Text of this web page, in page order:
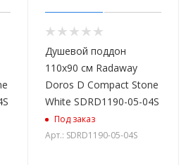
Душевой поддон
110x90 см Radaway
Doros D Compact Stone
White SDRD1190-05-04S
Под заказ
Арт.: SDRD1190-05-04S